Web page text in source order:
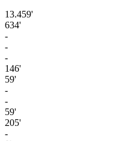
13.459'
634'
-
-
-
146'
59'
-
-
59'
205'
-